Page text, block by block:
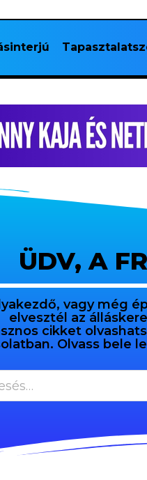
ÜDV, A
vagy még
elvesztél az
cikket
Olvass bele